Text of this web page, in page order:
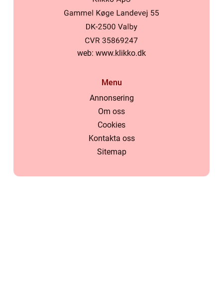
web: www.klikko.dk
Menu
Annonsering
Om oss
Cookies
Kontakta oss
Sitemap